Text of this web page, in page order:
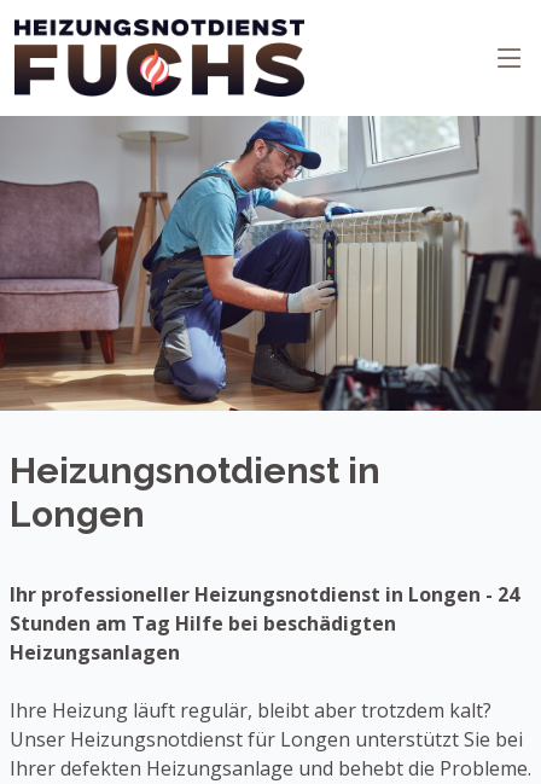
Heizungsnotdienst in
Longen
Ihr professioneller Heizungsnotdienst in Longen - 24
Stunden am Tag Hilfe bei beschädigten
Heizungsanlagen
Ihre Heizung läuft regulär, bleibt aber trotzdem kalt?
Unser Heizungsnotdienst für Longen unterstützt Sie bei
Ihrer defekten Heizungsanlage und behebt die Probleme.